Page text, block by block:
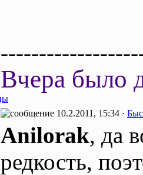
Вчера было
10.2.2011, 15:34 ·
Anilorak, да
редкость,